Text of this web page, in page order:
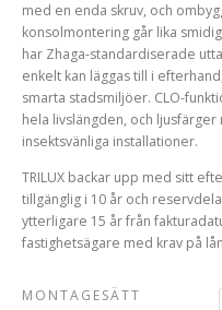
med en enda skruv, och
konsolmontering går lika
har Zhaga-standardiserade
enkelt kan läggas till i
smarta stadsmiljöer. CLO-
hela livslängden, och
insektsvänliga installationer.
TRILUX backar upp med sitt
tillgänglig i 10 år och
ytterligare 15 år från
fastighetsägare med krav på
MONTAGESÄTT